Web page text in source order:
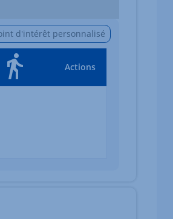
d'intérêt personnalisé
Actions